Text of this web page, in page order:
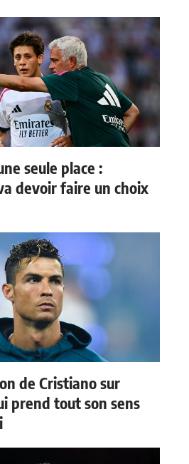
seule place :
devoir faire un choix
de Cristiano sur
prend tout son sens